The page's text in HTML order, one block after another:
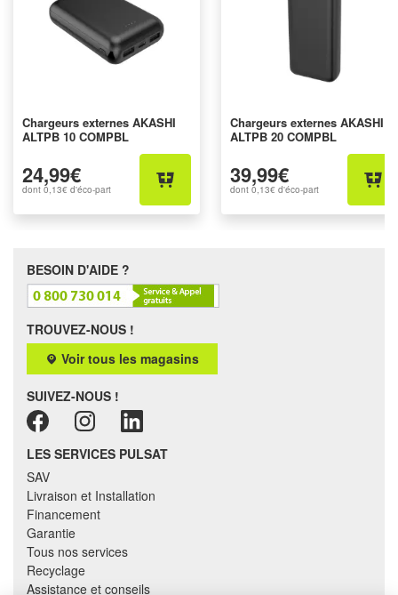
Chargeurs externes AKASHI
ALTPB 10 COMPBL
24,99€
dont 0,13€ d'éco-part
Chargeurs externes AKASHI
ALTPB 20 COMPBL
39,99€
dont 0,13€ d'éco-part
BESOIN D'AIDE ?
TROUVEZ-NOUS !
Voir tous les magasins
SUIVEZ-NOUS !
LES SERVICES PULSAT
SAV
Livraison et Installation
Financement
Garantie
Tous nos services
Recyclage
Assistance et conseils